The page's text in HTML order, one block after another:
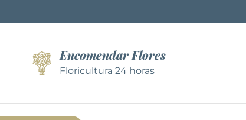
Encomendar Flores
Floricultura 24 horas